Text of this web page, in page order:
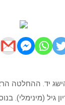
(מינימלי).